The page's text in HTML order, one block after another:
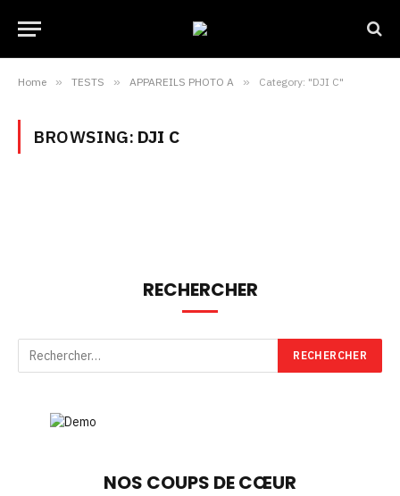
Home » TESTS » APPAREILS PHOTO A » Category: "DJI C"
BROWSING: DJI C
RECHERCHER
NOS COUPS DE CŒUR